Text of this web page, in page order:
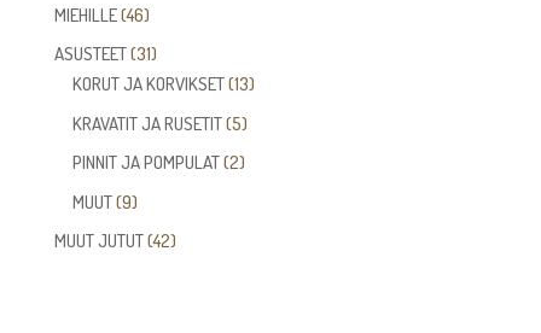
MIEHILLE 4646
tuotetta
ASUSTEET 3131
tuotetta
KORUT JA KORVIKSET 1313
KRAVATIT JA RUSETIT 55
tuotetta
PINNIT JA POMPULAT 22
MUUT 99
tuotetta
MUUT JUTUT 4242